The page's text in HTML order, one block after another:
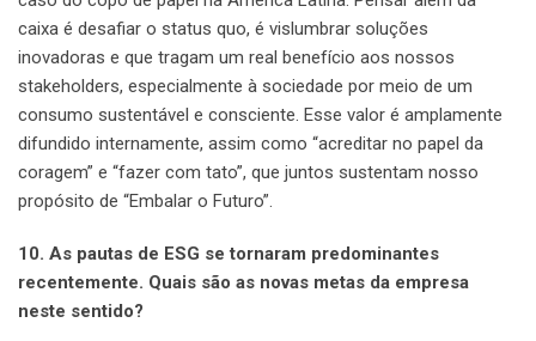
caixa é desafiar o status quo, é vislumbrar soluções
inovadoras e que tragam um real benefício aos nossos
stakeholders, especialmente à sociedade por meio de um
consumo sustentável e consciente. Esse valor é amplamente
difundido internamente, assim como “acreditar no papel da
coragem” e “fazer com tato”, que juntos sustentam nosso
propósito de “Embalar o Futuro”.
10. As pautas de ESG se tornaram predominantes
recentemente. Quais são as novas metas da empresa
neste sentido?